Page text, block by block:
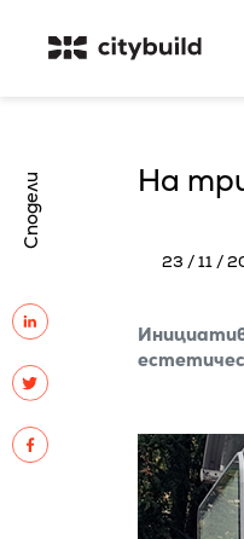
Сподели На
23 / 11 /